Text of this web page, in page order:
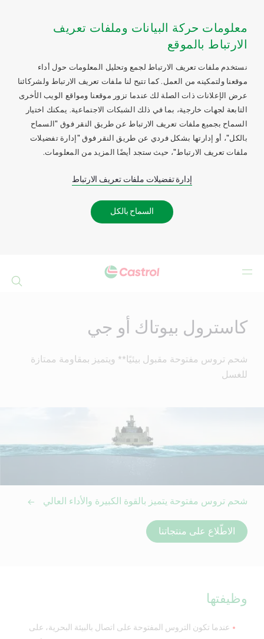
معلومات حركة البيانات وملفات تعريف
الارتباط بالموقع
نستخدم ملفات تعريف الارتباط لجمع وتحليل المعلومات حول أداء
موقعنا ولتمكينه من العمل. كما تتيح لنا ملفات تعريف الارتباط ولشركائنا
عرض الإعلانات ذات الصلة لك عندما تزور موقعنا ومواقع الويب الأخرى
التابعة لجهات خارجية، بما في ذلك الشبكات الاجتماعية. يمكنك اختيار
السماح بجميع ملفات تعريف الارتباط عن طريق النقر فوق "السماح
بالكل"، أو إدارتها بشكل فردي عن طريق النقر فوق "إدارة تفضيلات
ملفات تعريف الارتباط"، حيث ستجد أيضًا المزيد من المعلومات.
إدارة تفضيلات ملفات تعريف الارتباط
السماح بالكل
كاسترول بيوتاك أو جي
شحم تروس مفتوحة مقبول بيئيًا** ويتميز بمقاومة ممتازة
للغسل
شحم تروس مفتوحة يتميز بالقوة الكبيرة والأداء العالي
الاطّلاع على منتجاتنا
وظيفتها
عندما تكون التروس المفتوحة على اتصال بالبيئة البحرية، على